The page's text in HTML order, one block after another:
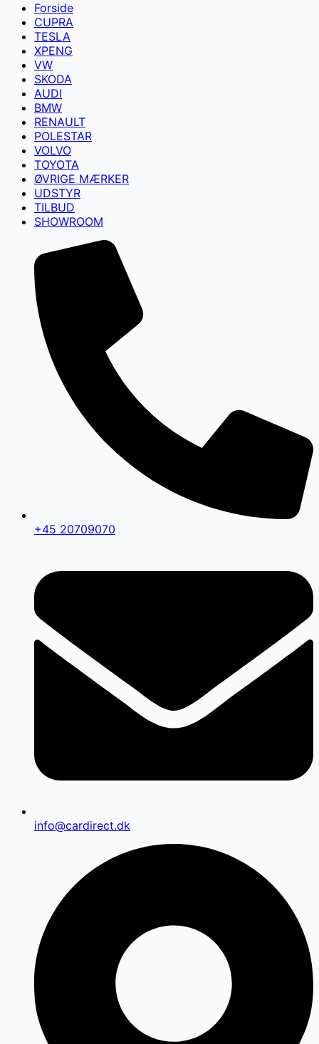
Forside
CUPRA
TESLA
XPENG
VW
SKODA
AUDI
BMW
RENAULT
POLESTAR
VOLVO
TOYOTA
ØVRIGE MÆRKER
UDSTYR
TILBUD
SHOWROOM
+45 20709070
info@cardirect.dk